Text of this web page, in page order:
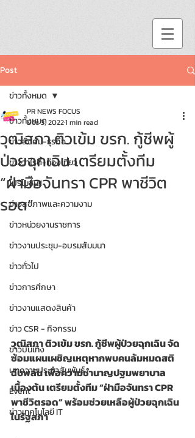
Post
ข่าวทั้งหมด
ข่าวสังคม-ธุรกิจ
ข่าววาไรตี้-ท่องเที่ยว
โปรโมชั่น!!
ข่าวสุขภาพและความงาม
ข่าวหน่วยงานราชการ
ข่าวงานประชุม-อบรมสัมมนา
ข่าวทั่วไป
ข่าวการศึกษา
ข่าวงานแสดงสินค้า
ข่าว CSR - กิจกรรม
ข่าวบันเทิง
บทความประชาสัมพันธ์
Event
ข่าวเทคโนโลยี IT
ข่าวทั้งหมด
วุฒิสภา ติวเข้ม ขรก. กู้ชีพผู้
ป่วยฉุกเฉิน เตรียมตั้งทีม
“ฝ่ามือจันทรา CPR พาชีวิต
รอด”
PR NEWS FOCUS
Dec 3, 20221 min read
วุฒิสภา ติวเข้ม ขรก. กู้ชีพผู้ป่วยฉุกเฉิน จัด
ซ้อมแผนเผชิญเหตุหากพบคนล้มหมดสติ
ฉับพลัน เพื่อความชำนาญปฐมพยาบาล
เบื้องต้น เตรียมตั้งทีม “ฝ่ามือจันทรา CPR
พาชีวิตรอด” พร้อมช่วยเหลือผู้ป่วยฉุกเฉิน
ในรัฐสภา